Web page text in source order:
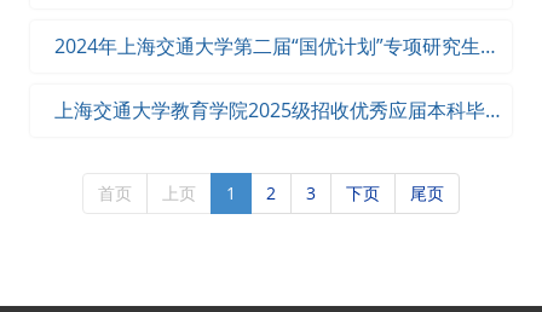
2024年上海交通大学第二届“国优计划”专项研究生二
上海交通大学教育学院2025级招收优秀应届本科毕业
首页 上页 1 2 3 下页 尾页